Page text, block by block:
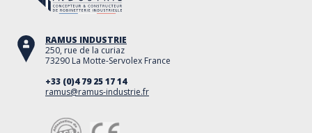
RAMUS INDUSTRIE
250, rue de la curiaz
73290 La Motte-Servolex France
+33 (0)4 79 25 17 14
ramus@ramus-industrie.fr